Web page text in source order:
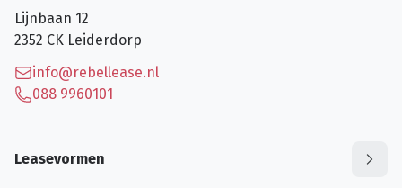
Lijnbaan 12
2352 CK Leiderdorp
info@rebellease.nl
088 9960101
Leasevormen